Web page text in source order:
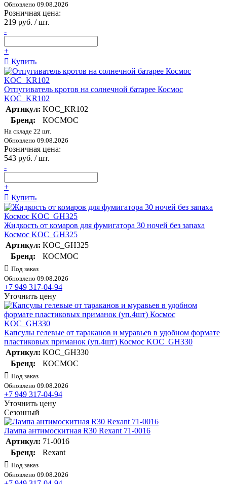
Обновлено 09.08.2026
Розничная цена:
219 руб. / шт.
-
+
Купить
Отпугиватель кротов на солнечной батарее Космос
KOC_KR102
Артикул: KOC_KR102
Бренд:
КОСМОС
На складе 22 шт.
Обновлено 09.08.2026
Розничная цена:
543 руб. / шт.
-
+
Купить
Жидкость от комаров для фумигатора 30 ночей без запаха
Космос KOC_GH325
Артикул: KOC_GH325
Бренд:
КОСМОС
Под заказ
Обновлено 09.08.2026
+7 949 317-04-94
Уточнить цену
Капсулы гелевые от тараканов и муравьев в удобном формате
пластиковых приманок (уп.4шт) Космос KOC_GH330
Артикул: KOC_GH330
Бренд:
КОСМОС
Под заказ
Обновлено 09.08.2026
+7 949 317-04-94
Уточнить цену
Сезонный
Лампа антимоскитная R30 Rexant 71-0016
Артикул: 71-0016
Бренд:
Rexant
Под заказ
Обновлено 09.08.2026